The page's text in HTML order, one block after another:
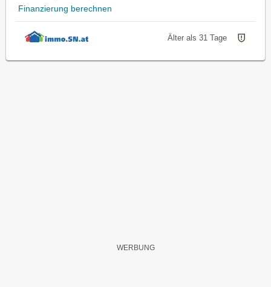
Finanzierung berechnen
Älter als 31 Tage